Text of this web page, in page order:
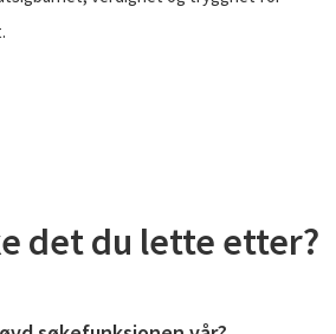
det du lette etter?